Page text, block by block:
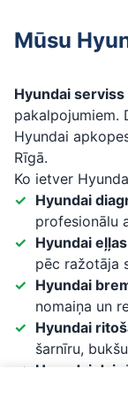
Mūsu
Hyundai serviss
pakalpojumiem.
Hyundai
Rīgā.
Ko ietver
Hyundai
profesionālu
Hyundai
pēc ražotāja
Hyundai
nomaiņa un
Hyundai
šarnīru,
Hyundai